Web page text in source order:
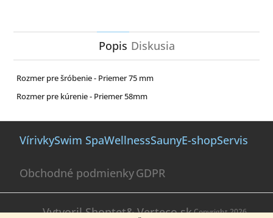
Popis Diskusia
Rozmer pre šróbenie - Priemer 75 mm
Rozmer pre kúrenie - Priemer 58mm
i
VírivkySwim SpaWellnessSaunyE-shopServis
Obchodné podmienkyGDPR
Vytvoril Shoptet& Verteco.skCopyright 2026